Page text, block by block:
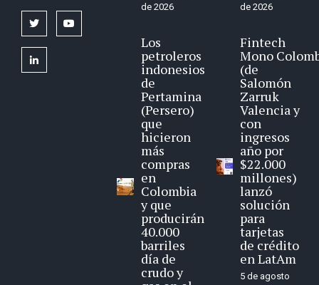
twitter
linkedin
de 2026
Los
petroleros
indonesios
de
Pertamina
(Persero)
que
hicieron
más
compras
en
Colombia
y que
producirán
40.000
barriles
día de
crudo y
de 2026
Fintech
Mono
(de
Salomón
Zarruk
Valencia y
con
ingresos
año por
$22.000
millones)
lanzó
solución
para
tarjetas
de crédito
en LatAm
5 de agosto